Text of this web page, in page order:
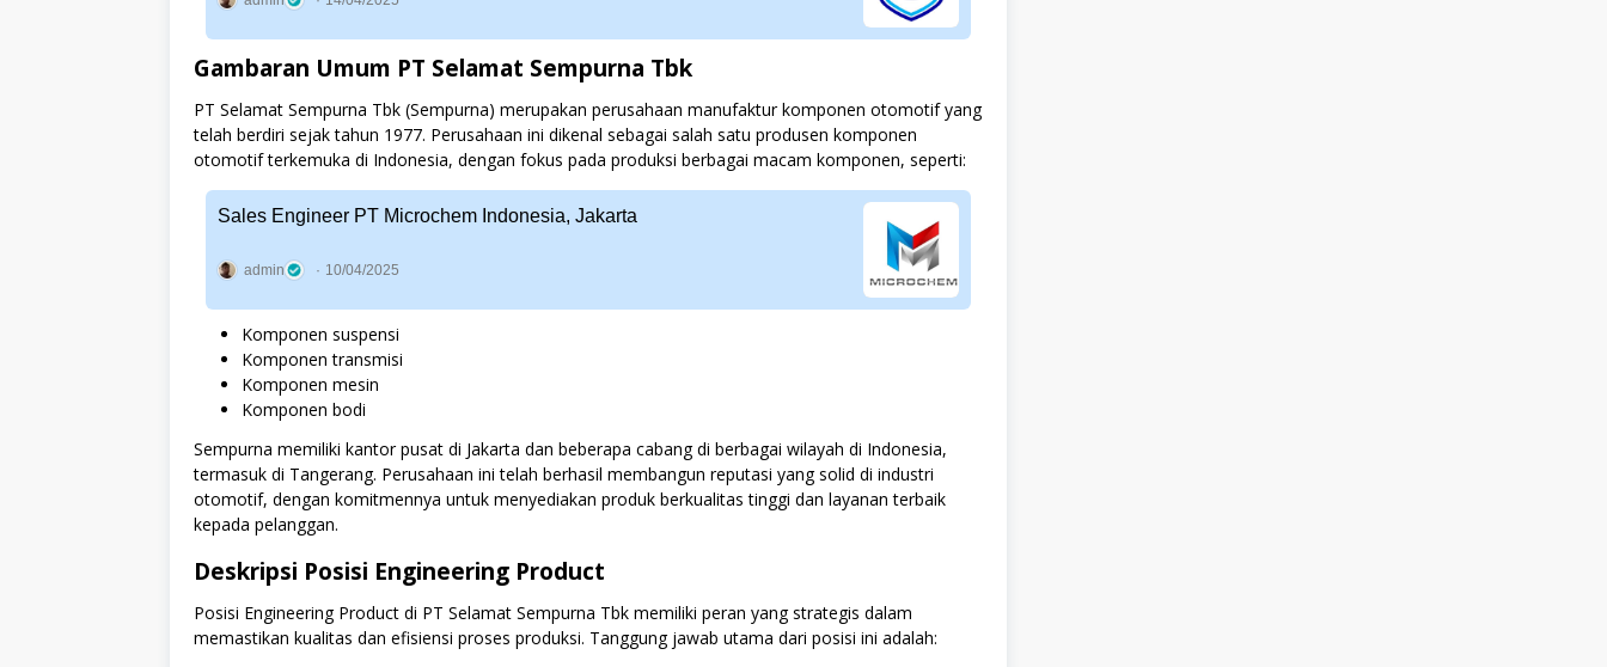
Gambaran Umum PT Selamat Sempurna Tbk
PT Selamat Sempurna Tbk (Sempurna) merupakan perusahaan manufaktur komponen otomotif yang
telah berdiri sejak tahun 1977. Perusahaan ini dikenal sebagai salah satu produsen komponen
otomotif terkemuka di Indonesia, dengan fokus pada produksi berbagai macam komponen, seperti:
Sales Engineer PT Microchem Indonesia, Jakarta
admin 10/04/2025
Komponen suspensi
Komponen transmisi
Komponen mesin
Komponen bodi
Sempurna memiliki kantor pusat di Jakarta dan beberapa cabang di berbagai wilayah di Indonesia,
termasuk di Tangerang. Perusahaan ini telah berhasil membangun reputasi yang solid di industri
otomotif, dengan komitmennya untuk menyediakan produk berkualitas tinggi dan layanan terbaik
kepada pelanggan.
Deskripsi Posisi Engineering Product
Posisi Engineering Product di PT Selamat Sempurna Tbk memiliki peran yang strategis dalam
memastikan kualitas dan efisiensi proses produksi. Tanggung jawab utama dari posisi ini adalah: